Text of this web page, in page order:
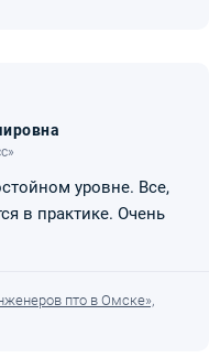
уровне. Все,
в практике. Очень
пто в Омске»,